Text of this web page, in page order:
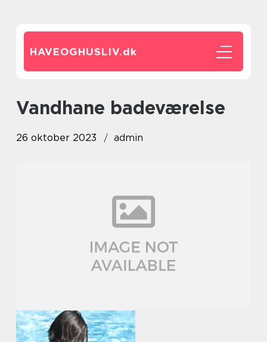
HAVEOGHUSLIV.dk
vandhane badeværelse
26 oktober 2023 admin